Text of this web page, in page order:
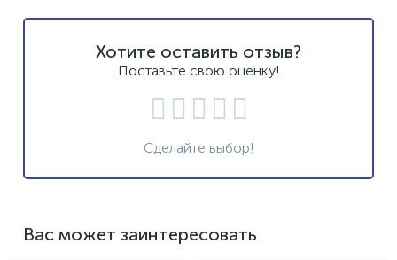
Хотите оставить отзыв?
Поставьте свою оценку!
Сделайте выбор!
Вас может заинтересовать